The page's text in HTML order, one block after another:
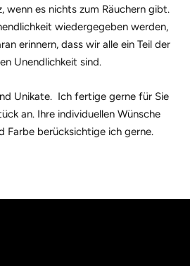
wenn es nichts zum Räuchern gibt.
wiedergegeben werden,
erinnern, dass wir alle ein Teil der
Unendlichkeit sind.
Unikate. Ich fertige gerne für Sie
an. Ihre individuellen Wünsche
Farbe berücksichtige ich gerne.